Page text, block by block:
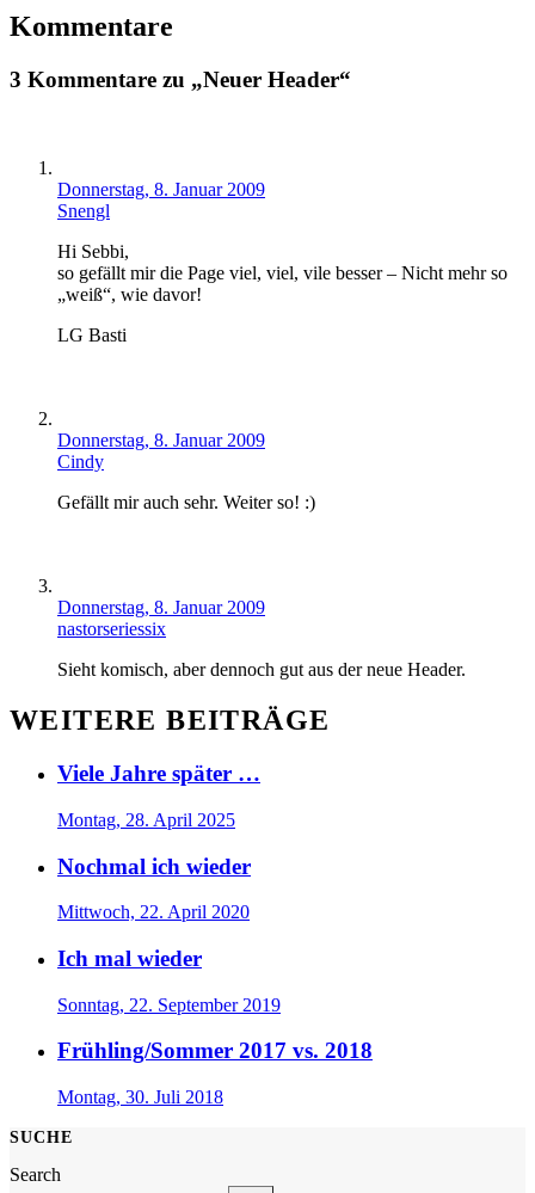
Kommentare
3 Kommentare zu „Neuer Header“
Donnerstag, 8. Januar 2009
Snengl
Hi Sebbi,
so gefällt mir die Page viel, viel, vile besser – Nicht mehr so
„weiß“, wie davor!
LG Basti
Donnerstag, 8. Januar 2009
Cindy
Gefällt mir auch sehr. Weiter so! :)
Donnerstag, 8. Januar 2009
nastorseriessix
Sieht komisch, aber dennoch gut aus der neue Header.
WEITERE BEITRÄGE
Viele Jahre später …
Montag, 28. April 2025
Nochmal ich wieder
Mittwoch, 22. April 2020
Ich mal wieder
Sonntag, 22. September 2019
Frühling/Sommer 2017 vs. 2018
Montag, 30. Juli 2018
SUCHE
Search